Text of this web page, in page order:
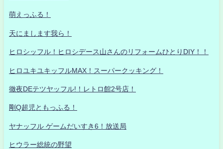
萌えっふる！
天にまします我ら！
ヒロシッフル！ヒロシデース山さんのリフォームひとりDIY！！
ヒロユキユキッフルMAX！スーパークッキング！
徹夜DEテツヤッフル!！レトロ館2号店！
剛Q超児ともっふる！
ヤナッフル ゲームだいすき6！放送局
ヒウラー総統の野望